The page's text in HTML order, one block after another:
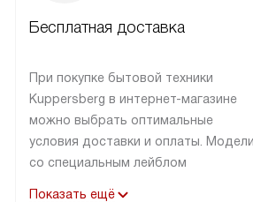
Бесплатная доставка
При покупке бытовой техники
Kuppersberg в интернет-магазине
можно выбрать оптимальные
условия доставки и оплаты. Модели
со специальным лейблом
Показать ещё